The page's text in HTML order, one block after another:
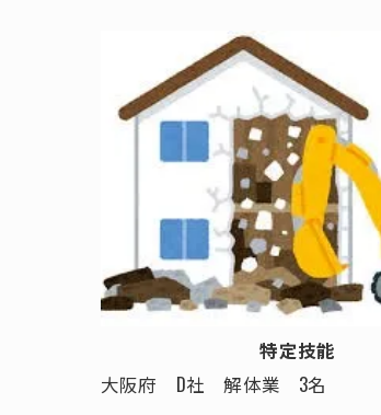
特定技能
大阪府 D社 解体業 3名